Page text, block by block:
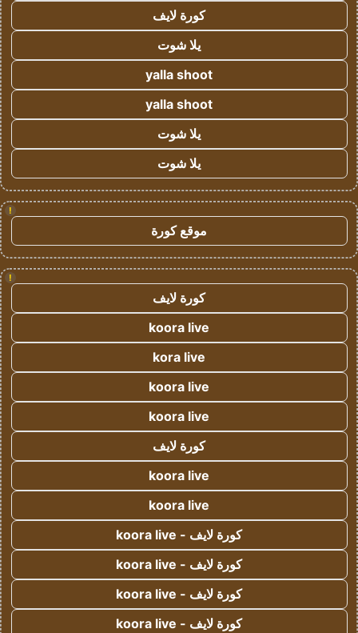
كورة لايف
يلا شوت
yalla shoot
yalla shoot
يلا شوت
يلا شوت
!
موقع كورة
!
كورة لايف
koora live
kora live
koora live
koora live
كورة لايف
koora live
koora live
كورة لايف - koora live
كورة لايف - koora live
كورة لايف - koora live
كورة لايف - koora live